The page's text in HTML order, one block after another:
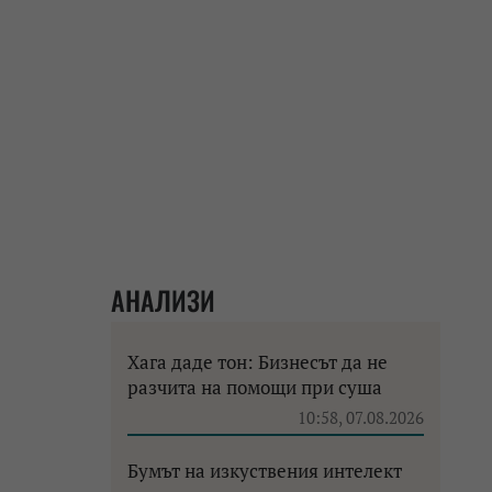
АНАЛИЗИ
Хага даде тон: Бизнесът да не
разчита на помощи при суша
10:58, 07.08.2026
Бумът на изкуствения интелект